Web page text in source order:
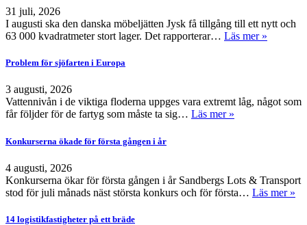
31 juli, 2026
I augusti ska den danska möbeljätten Jysk få tillgång till ett nytt och
63 000 kvadratmeter stort lager. Det rapporterar… Läs mer »
Problem för sjöfarten i Europa
3 augusti, 2026
Vattennivån i de viktiga floderna uppges vara extremt låg, något som
får följder för de fartyg som måste ta sig… Läs mer »
Konkurserna ökade för första gången i år
4 augusti, 2026
Konkurserna ökar för första gången i år Sandbergs Lots & Transport
stod för juli månads näst största konkurs och för första… Läs mer »
14 logistikfastigheter på ett bräde